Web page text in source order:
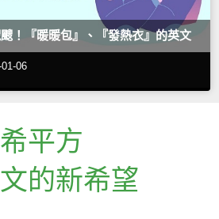
颼！『暖暖包』、『發熱衣』的英文
06
希平方
的新希望